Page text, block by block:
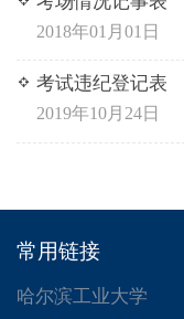
2018年01月01日
考试违纪登记表
2019年10月24日
常用链接
哈尔滨工业大学